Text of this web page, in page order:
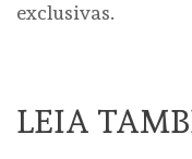
exclusivas.
LEIA